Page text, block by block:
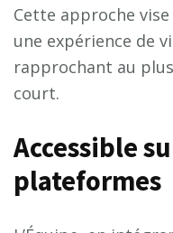
Cette approche
une expérience de
rapprochant au
court.
Accessible
plateformes